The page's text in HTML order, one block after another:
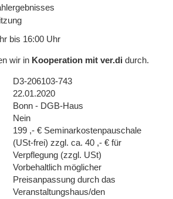
bis 16:00 Uhr
wir in Kooperation mit ver.di durch.
D3-206103-743
22.01.2020
Bonn - DGB-Haus
Nein
199 ,- € Seminarkostenpauschale
(USt-frei) zzgl. ca. 40 ,- € für
Verpflegung (zzgl. USt)
Vorbehaltlich möglicher
Preisanpassung durch das
Veranstaltungshaus/den